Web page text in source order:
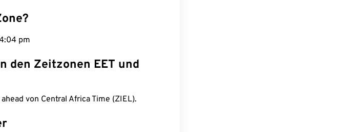
pm
den Zeitzonen EET und
von Central Africa Time (ZIEL).